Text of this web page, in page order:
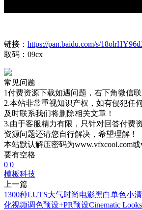
链接： https://pan.baidu.com/s/
取码：09cx
常见问题
1付费资源下载如遇问题，右下角微信联
2.本站非常重视知识产权，如有侵犯任
及时联系我们将删除相关文章！
3.由于客服精力有限，只针对回答付费
资源问题还请您自行解决，希望理解！
本站默认解压密码为www.vfxcool.com
要有空格
0 0
模板科技
上一篇
1300种LUTS大气时尚电影黑白单色小
化视频调色预设+PR预设Cinematic Looks